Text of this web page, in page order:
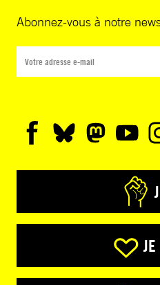
Abonnez-vous à notre